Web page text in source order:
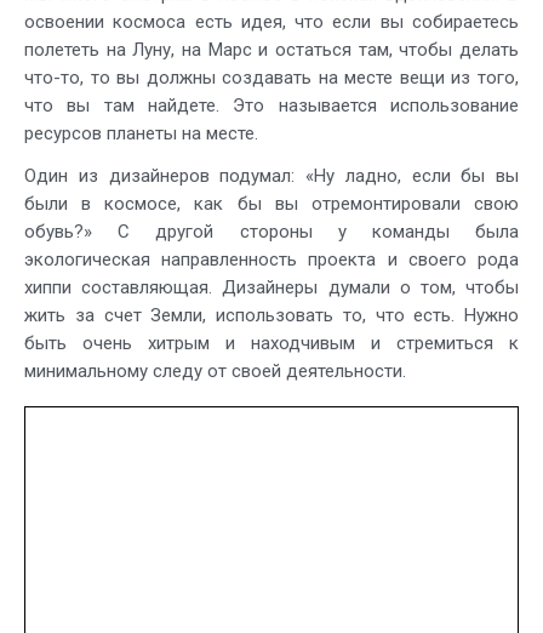
освоении космоса есть идея, что если вы собираетесь
полететь на Луну, на Марс и остаться там, чтобы делать
что-то, то вы должны создавать на месте вещи из того,
что вы там найдете. Это называется использование
ресурсов планеты на месте.
Один из дизайнеров подумал: «Ну ладно, если бы вы
были в космосе, как бы вы отремонтировали свою
обувь?» С другой стороны у команды была
экологическая направленность проекта и своего рода
хиппи составляющая. Дизайнеры думали о том, чтобы
жить за счет Земли, использовать то, что есть. Нужно
быть очень хитрым и находчивым и стремиться к
минимальному следу от своей деятельности.